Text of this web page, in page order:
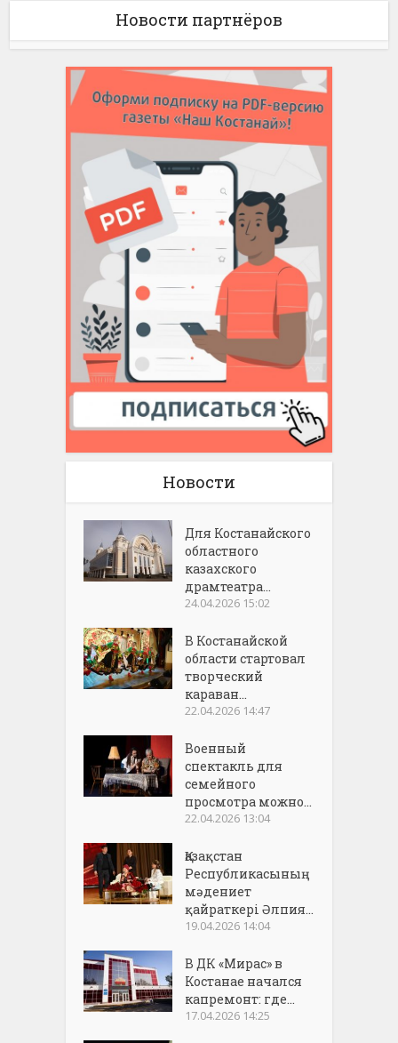
Новости партнёров
Новости
Для Костанайского
областного
казахского
драмтеатра...
24.04.2026 15:02
В Костанайской
области стартовал
творческий
караван...
22.04.2026 14:47
Военный
спектакль для
семейного
просмотра можно...
22.04.2026 13:04
Қазақстан
Республикасының
мәдениет
қайраткері Әлпия...
19.04.2026 14:04
В ДК «Мирас» в
Костанае начался
капремонт: где...
17.04.2026 14:25